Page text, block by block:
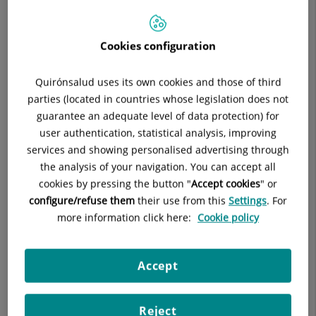
REANIMACIÓN
ANESTESIOLOGÍA Y REANIMACIÓN
Pide cita con este profesional en otros hospitales:
Hospital Universitario Ruber Juan Bravo
C/ Juan Bravo, 39 y 49
28006 Madrid
910 687 999
Datos del profesional
Cookies configuration
Quirónsalud uses its own cookies and those of third
parties (located in countries whose legislation does not
guarantee an adequate level of data protection) for
user authentication, statistical analysis, improving
services and showing personalised advertising through
the analysis of your navigation. You can accept all
cookies by pressing the button "Accept cookies" or
configure/refuse them their use from this Settings. For
more information click here: Cookie policy
Reject
Accept